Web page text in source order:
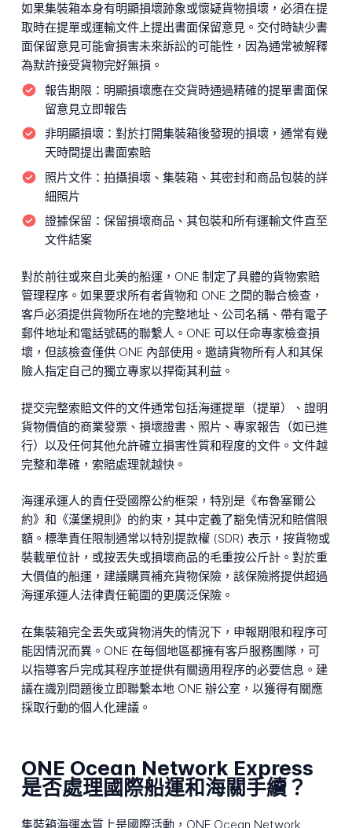
如果集裝箱本身有明顯損壞跡象或懷疑貨物損壞，必須在提
取時在提單或運輸文件上提出書面保留意見。交付時缺少書
面保留意見可能會損害未來訴訟的可能性，因為通常被解釋
為默許接受貨物完好無損。
報告期限： 明顯損壞應在交貨時通過精確的提單書面保
留意見立即報告
非明顯損壞： 對於打開集裝箱後發現的損壞，通常有幾
天時間提出書面索賠
照片文件： 拍攝損壞、集裝箱、其密封和商品包裝的詳
細照片
證據保留： 保留損壞商品、其包裝和所有運輸文件直至
文件結案
對於前往或來自北美的船運，ONE 制定了具體的貨物索賠
管理程序。如果要求所有者貨物和 ONE 之間的聯合檢查，
客戶必須提供貨物所在地的完整地址、公司名稱、帶有電子
郵件地址和電話號碼的聯繫人。ONE 可以任命專家檢查損
壞，但該檢查僅供 ONE 內部使用。邀請貨物所有人和其保
險人指定自己的獨立專家以捍衛其利益。
提交完整索賠文件的文件通常包括海運提單（提單）、證明
貨物價值的商業發票、損壞證書、照片、專家報告（如已進
行）以及任何其他允許確立損害性質和程度的文件。文件越
完整和準確，索賠處理就越快。
海運承運人的責任受國際公約框架，特別是《布魯塞爾公
約》和《漢堡規則》的約束，其中定義了豁免情況和賠償限
額。標準責任限制通常以特別提款權 (SDR) 表示，按貨物或
裝載單位計，或按丟失或損壞商品的毛重按公斤計。對於重
大價值的船運，建議購買補充貨物保險，該保險將提供超過
海運承運人法律責任範圍的更廣泛保險。
在集裝箱完全丟失或貨物消失的情況下，申報期限和程序可
能因情況而異。ONE 在每個地區都擁有客戶服務團隊，可
以指導客戶完成其程序並提供有關適用程序的必要信息。建
議在識別問題後立即聯繫本地 ONE 辦公室，以獲得有關應
採取行動的個人化建議。
ONE Ocean Network Express
是否處理國際船運和海關手續？
集裝箱海運本質上是國際活動，ONE Ocean Network